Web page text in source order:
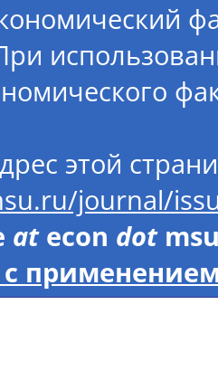
этой
journal/
atecon dot